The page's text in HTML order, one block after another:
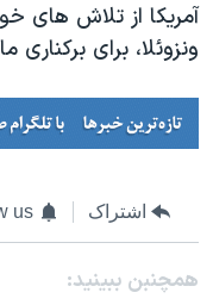
آمریکا از تلاش های
ونزوئلا، برای
اشتراک us
همچنبن ببینید: